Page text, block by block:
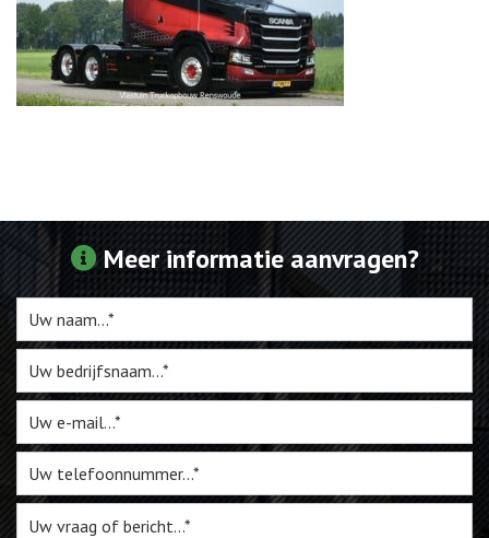
Trailers
Torpedo
Te Koop
Miniatuur
Vacatures
Contact
Meer informatie aanvragen?